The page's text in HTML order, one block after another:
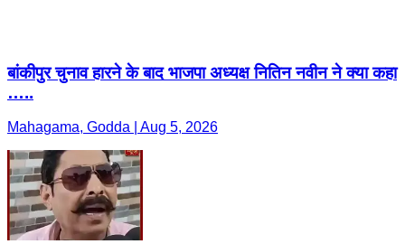
बांकीपुर चुनाव हारने के बाद भाजपा अध्यक्ष नितिन नवीन ने क्या कहा
…..
Mahagama, Godda | Aug 5, 2026